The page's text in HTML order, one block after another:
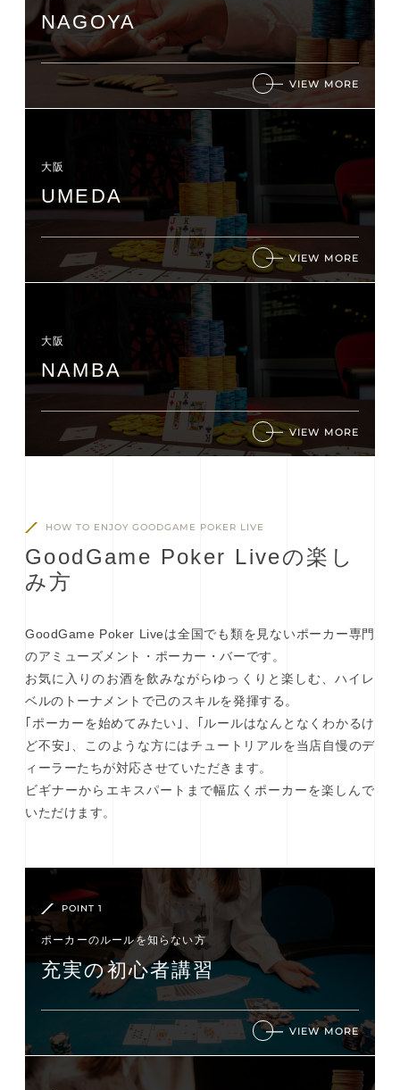
NAGOYA
VIEW MORE
大阪
UMEDA
VIEW MORE
大阪
NAMBA
VIEW MORE
HOW TO ENJOY GOODGAME POKER LIVE
GoodGame Poker Liveの楽 し
み方
GoodGame Poker Liveは全国でも類を見ないポーカー専門
のアミューズメント・ポーカー・バーです。
お気に入りのお酒を飲みながらゆっくりと楽しむ、ハイレ
ベルのトーナメントで己のスキルを発揮する。
｢ポーカーを始めてみたい｣、｢ルールはなんとなくわかるけ
ど不安｣、このような方にはチュートリアルを当店自慢のデ
ィーラーたちが対応させていただきます。
ビギナーからエキスパートまで幅広くポーカーを楽しんで
いただけます。
POINT 1
ポーカーのルールを知らない⽅
充実の初⼼者講習
VIEW MORE